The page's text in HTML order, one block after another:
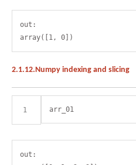
out:
2.1.12.Numpy indexing and slicing
1 arr_01
out: